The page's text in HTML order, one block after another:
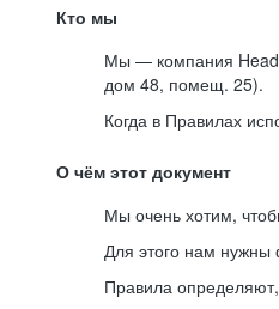
Кто мы
Мы — компания
дом 48, помещ. 25).
Когда в Правилах
О чём этот документ
Мы очень хотим,
Для этого нам
Правила